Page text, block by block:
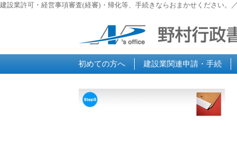
建設業許可・経営事項審査(経審)・帰化等、手続きならおまかせください。
初めての方へ 建設業関連申請・手続